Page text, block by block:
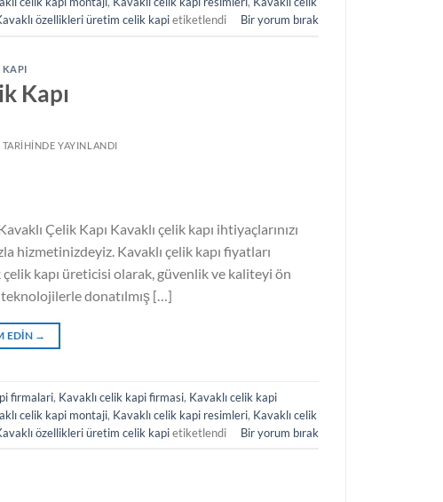
özellikleri üretim celik kapietiketlendi Bir yorum bırak
KAPI
Kapı
TARIHINDE YAYINLANDI
Çelik Kapı Kavaklı çelik kapı ihtiyaçlarınızı
hizmetinizdeyiz. Kavaklı çelik kapı fiyatları
kapı üreticisi olarak, güvenlik ve kaliteyi ön
donatılmış […]
EDIN →
firmalari, Kavaklı celik kapi firmasi, Kavaklı celik kapi
celik kapi montaji, Kavaklı celik kapi resimleri, Kavaklı celik
özellikleri üretim celik kapietiketlendi Bir yorum bırak